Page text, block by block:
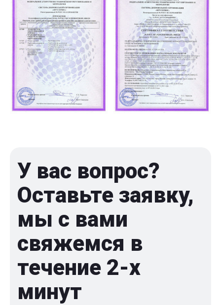
У вас вопрос?
Оставьте заявку,
мы с вами
свяжемся в
течение 2-x
минут